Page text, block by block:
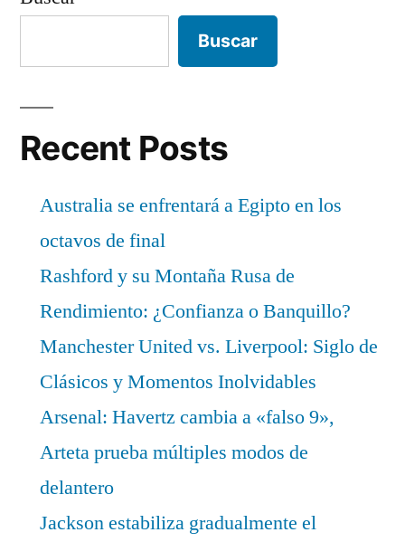
Buscar
Recent Posts
Australia se enfrentará a Egipto en los
octavos de final
Rashford y su Montaña Rusa de
Rendimiento: ¿Confianza o Banquillo?
Manchester United vs. Liverpool: Siglo de
Clásicos y Momentos Inolvidables
Arsenal: Havertz cambia a «falso 9»,
Arteta prueba múltiples modos de
delantero
Jackson estabiliza gradualmente el